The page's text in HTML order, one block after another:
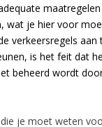
wat je hier voor
verkeersregels
is het feit dat
beheerd wordt
je moet weten